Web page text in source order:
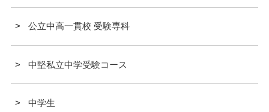
公立中高一貫校 受験専科
中堅私立中学受験コース
中学生